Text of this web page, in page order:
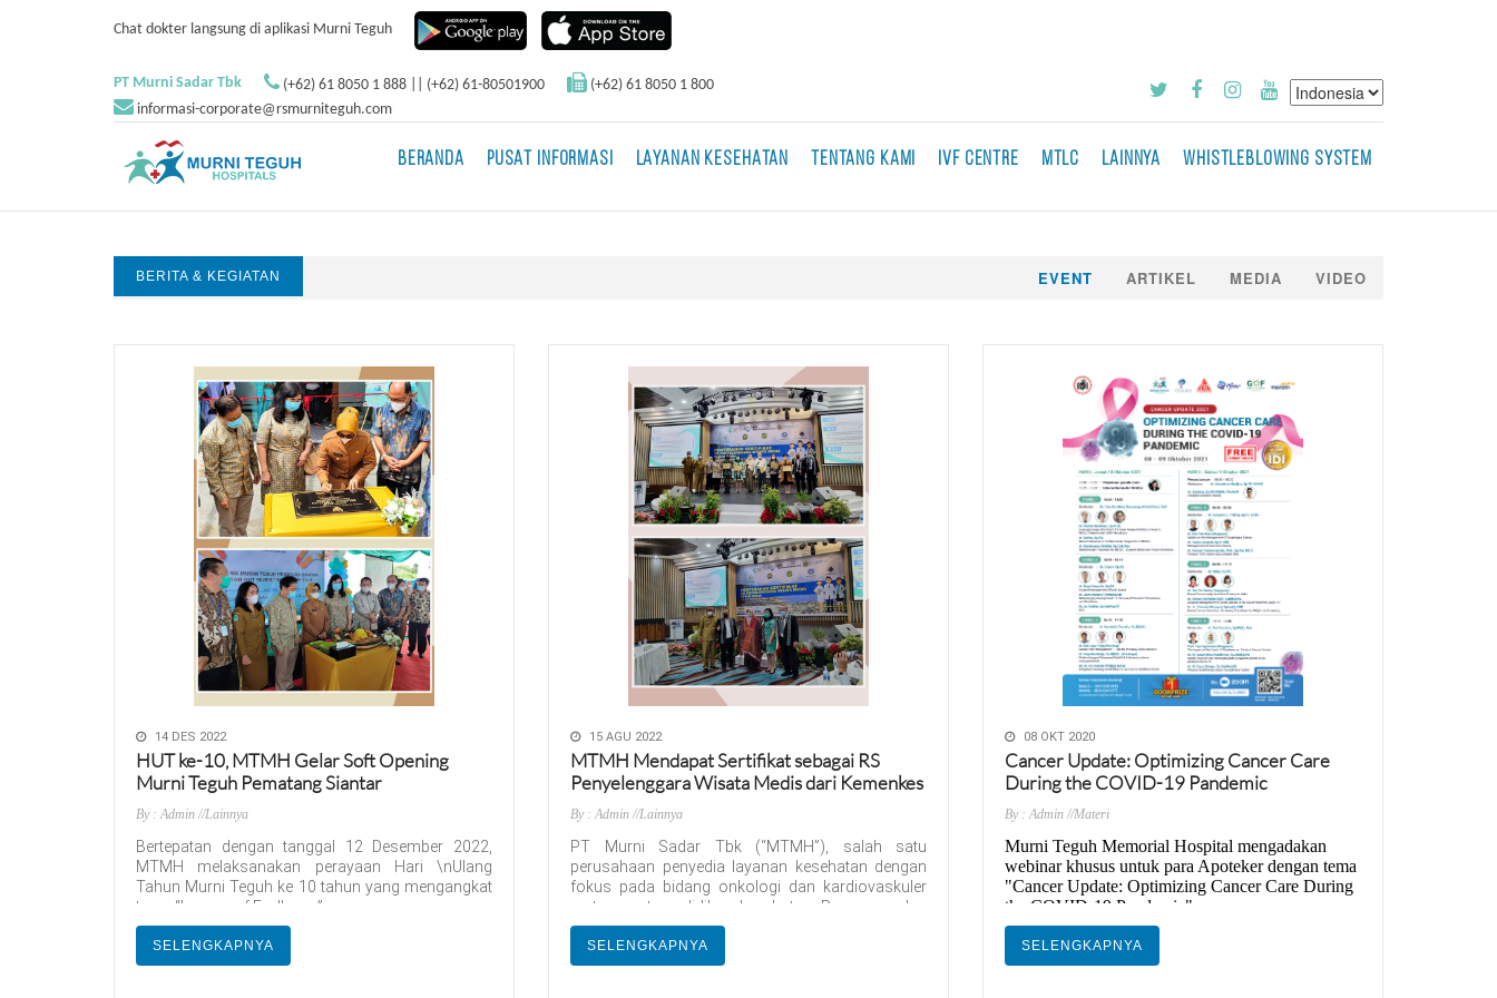
Chat dokter langsung di aplikasi Murni Teguh
PT Murni Sadar Tbk (+62) 61 8050 1 888 || (+62) 61-80501900
(+62) 61 8050 1 800
informasi-corporate@rsmurniteguh.com
BERANDA PUSAT INFORMASI LAYANAN KESEHATAN TENTANG KAMI IVF CENTRE MTLC LAINNYA WHISTLEBLOWING SYSTEM
BERITA & KEGIATAN EVENT ARTIKEL MEDIA VIDEO
14 DES 2022
HUT ke-10, MTMH Gelar Soft Opening
Murni Teguh Pematang Siantar
By : Admin //Lainnya
Bertepatan dengan tanggal 12 Desember 2022,
MTMH melaksanakan perayaan Hari \nUlang
Tahun Murni Teguh ke 10 tahun yang mengangkat
tema “Legacy of Exellency”.
Tema ini bermaksud untuk menyempurnakan
perjalanan perusahaan dan menjaga
reputasi perusahaan yang tak ternilai harganya.
SELENGKAPNYA
15 AGU 2022
MTMH Mendapat Sertifikat sebagai RS
Penyelenggara Wisata Medis dari Kemenkes
By : Admin //Lainnya
PT Murni Sadar Tbk (“MTMH”), salah satu
perusahaan penyedia layanan kesehatan dengan
fokus pada bidang onkologi dan kardiovaskuler
serta pusat pendidikan kesehatan. Perseroan dan
Perusahaan memiliki 6 rumah sakit di Medan,
Jakarta, Bali dan Tangerang. PT Murni Sadar Tbk
pada tanggal 15 Agustus 2022 telah menerima
SELENGKAPNYA
08 OKT 2020
Cancer Update: Optimizing Cancer Care
During the COVID-19 Pandemic
By : Admin //Materi
Murni Teguh Memorial Hospital mengadakan
webinar khusus untuk para Apoteker dengan tema
"Cancer Update: Optimizing Cancer Care During
the COVID-19 Pandemic".
Webinar ini terakreditasi IDI dan mendapatkan
SKP. Ayo daftarkan diri anda segera. WEBINAR
SELENGKAPNYA